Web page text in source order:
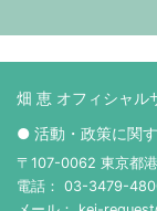
畑 恵 オフィシャル
● 活動・政策に関
〒107-0062 東京都
電話： 03-3479-